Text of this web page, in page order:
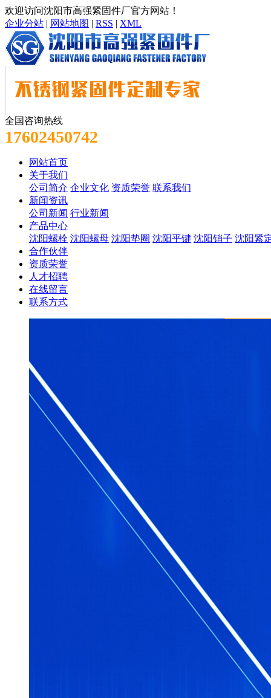
欢迎访问沈阳市高强紧固件厂官方网站！
企业分站 | 网站地图 | RSS | XML
全国咨询热线
17602450742
网站首页
关于我们
公司简介 企业文化 资质荣誉 联系我们
新闻资讯
公司新闻 行业新闻
产品中心
沈阳螺栓 沈阳螺母 沈阳垫圈 沈阳平键 沈阳销子 沈阳紧
合作伙伴
资质荣誉
人才招聘
在线留言
联系方式